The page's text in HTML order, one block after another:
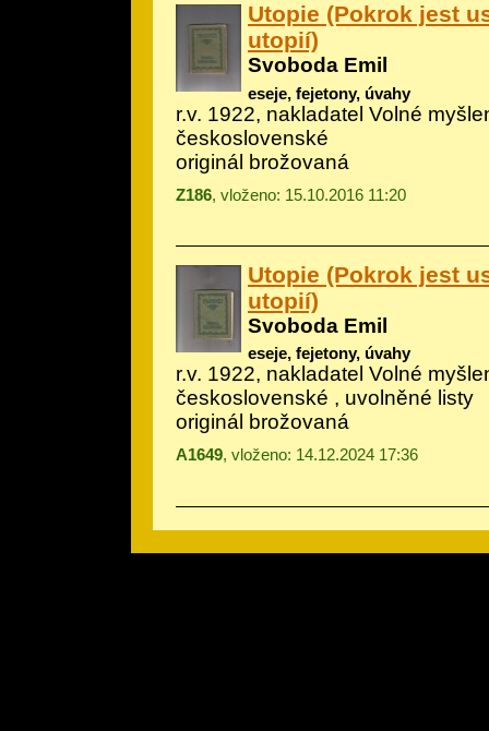
Utopie (Pokrok jest
utopií)
Svoboda Emil
eseje, fejetony, úvahy
r.v. 1922, nakladatel Volné
československé
originál brožovaná
Z186, vloženo: 15.10.2016 11:20
Utopie (Pokrok jest
utopií)
Svoboda Emil
eseje, fejetony, úvahy
r.v. 1922, nakladatel Volné
československé , uvolněné listy
originál brožovaná
A1649, vloženo: 14.12.2024 17:36